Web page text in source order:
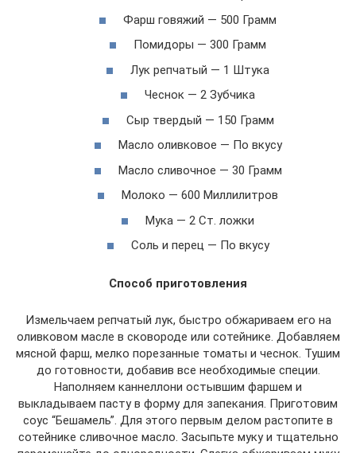
Фарш говяжий — 500 Грамм
Помидоры — 300 Грамм
Лук репчатый — 1 Штука
Чеснок — 2 Зубчика
Сыр твердый — 150 Грамм
Масло оливковое — По вкусу
Масло сливочное — 30 Грамм
Молоко — 600 Миллилитров
Мука — 2 Ст. ложки
Соль и перец — По вкусу
Способ приготовления
Измельчаем репчатый лук, быстро обжариваем его на
оливковом масле в сковороде или сотейнике. Добавляем
мясной фарш, мелко порезанные томаты и чеснок. Тушим
до готовности, добавив все необходимые специи.
Наполняем каннеллони остывшим фаршем и
выкладываем пасту в форму для запекания. Приготовим
соус “Бешамель”. Для этого первым делом растопите в
сотейнике сливочное масло. Засыпьте муку и тщательно